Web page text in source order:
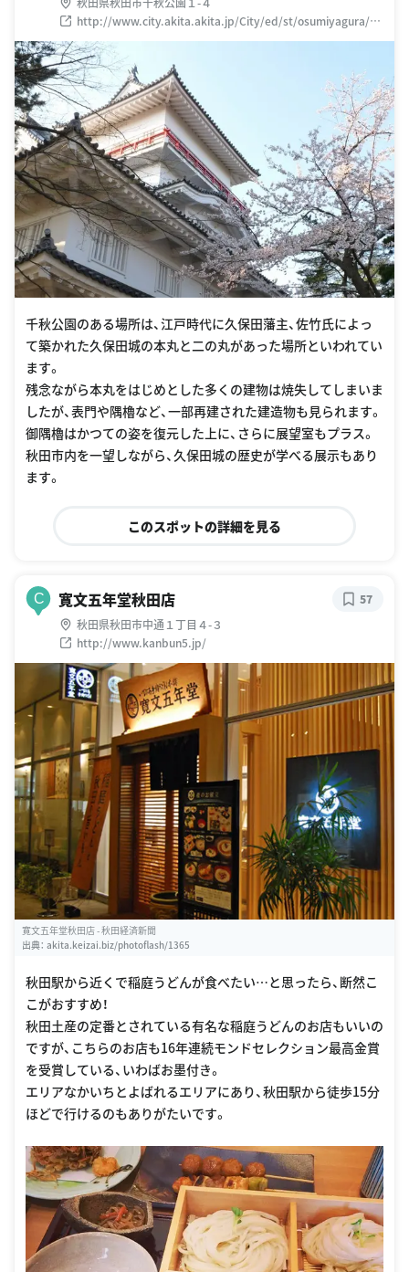
http://www.city.akita.akita.jp/City/ed/st/osumiyagura/de
fault.htm
千秋公園のある場所は、江戸時代に久保田藩主、佐竹氏によっ
て築かれた久保田城の本丸と二の丸があった場所といわれてい
ます。
残念ながら本丸をはじめとした多くの建物は焼失してしまいま
したが、表門や隅櫓など、一部再建された建造物も見られます。
御隅櫓はかつての姿を復元した上に、さらに展望室もプラス。
秋田市内を一望しながら、久保田城の歴史が学べる展示もあり
ます。
このスポットの詳細を見る
C 寛文五年堂秋田店
秋田県秋田市中通１丁目４-３
http://www.kanbun5.jp/
57
寛文五年堂秋田店 - 秋田経済新聞
出典： akita.keizai.biz/photoflash/1365
秋田駅から近くで稲庭うどんが食べたい…と思ったら、断然こ
こがおすすめ！
秋田土産の定番とされている有名な稲庭うどんのお店もいいの
ですが、こちらのお店も16年連続モンドセレクション最高金賞
を受賞している、いわばお墨付き。
エリアなかいちとよばれるエリアにあり、秋田駅から徒歩15分
ほどで行けるのもありがたいです。